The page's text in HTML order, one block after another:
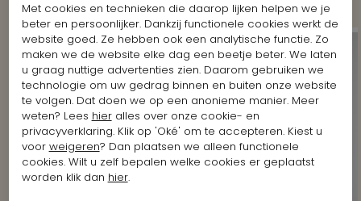
Met cookies en technieken die daarop lijken helpen we je
beter en persoonlijker. Dankzij functionele cookies werkt de
website goed. Ze hebben ook een analytische functie. Zo
maken we de website elke dag een beetje beter. We laten
u graag nuttige advertenties zien. Daarom gebruiken we
technologie om uw gedrag binnen en buiten onze website
te volgen. Dat doen we op een anonieme manier. Meer
weten? Lees hieralles over onze cookie- en
privacyverklaring. Klik op 'Oké' om te accepteren. Kiest u
voor weigeren? Dan plaatsen we alleen functionele
cookies. Wilt u zelf bepalen welke cookies er geplaatst
worden klik dan hier.